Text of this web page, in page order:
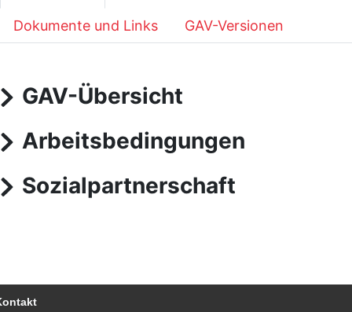
Dokumente und Links GAV-Versionen
GAV-Übersicht
Arbeitsbedingungen
Sozialpartnerschaft